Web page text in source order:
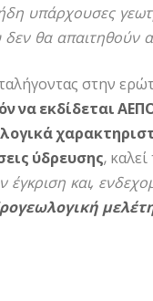
υπάρχουσες
θα απαιτηθούν
στην
να εκδίδεται
ύδρευσης,
έγκριση και,